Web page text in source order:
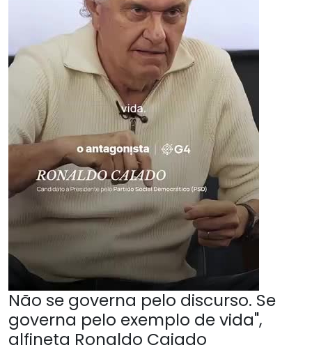
Não se governa pelo discurso. Se
governa pelo exemplo de vida",
alfineta Ronaldo Caiado